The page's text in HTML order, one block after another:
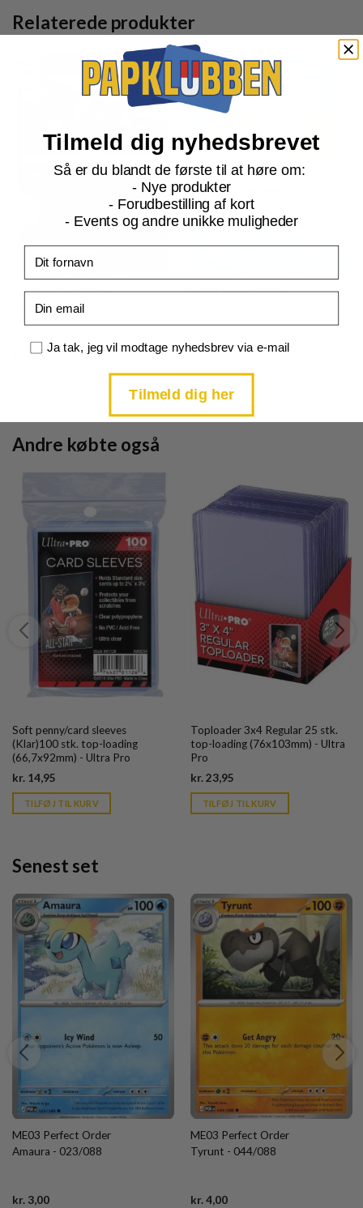
Relaterede produkter
ME03 Perfect Order
Vivillon - 009/088 - Reverse
6,00Current
ME03 Perfect Order
kr.3,00Current
is:
Andre købte også
Soft penny/card sleeves
(Klar)100 stk. top-loading
(66,7x92mm) - Ultra Pro
kr. 14,95
is:
kr. 39,95.
TILFØJ TIL KURV
Toploader 3x4 Regular 25 stk.
top-loading (76x103mm) - Ultra
Pro
kr.23,95Current
is:
kr. 39,95.
TILFØJ TIL KURV
Senest set
ME03 Perfect Order
Amaura - 023/088
kr. 3,00Current
ME03 Perfect Order
Tyrunt - 044/088
kr.4,00Current
Tilmeld dig nyhedsbrevet
Så er du blandt de første til at høre om:
- Nye produkter
- Forudbestilling af kort
- Events og andre unikke muligheder
Samtykke
Ja tak, jeg vil modtage nyhedsbrev via e-mail
Tilmeld dig her